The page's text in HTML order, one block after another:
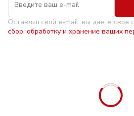
Оставляя свой e-mail, вы даете свое
сбор, обработку и хранение ваших